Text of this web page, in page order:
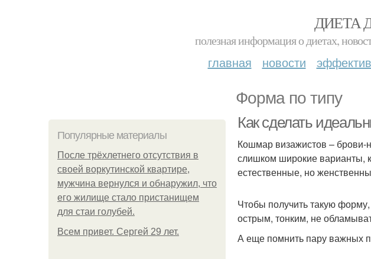
ДИЕТА
полезная информация о диетах,
главная новости
Форма по типу
Популярные материалы
После трёхлетнего отсутствия в
своей воркутинской квартире,
мужчина вернулся и обнаружил, что
его жилище стало пристанищем
для стаи голубей.
Всем привет. Сергей 29 лет.
Как сделать
Кошмар визажистов – брови-
слишком широкие варианты,
естественные, но
Чтобы получить такую
острым, тонким, не
А еще помнить пару важных